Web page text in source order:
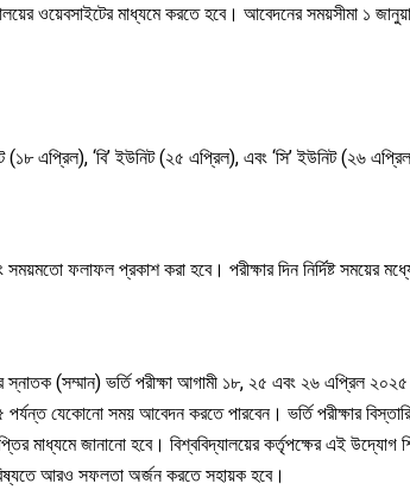
ওয়েবসাইটের মাধ্যমে করতে হবে। আবেদনের সময়সীমা ১
(১৮ এপ্রিল), ‘বি’ ইউনিট (২৫ এপ্রিল), এবং ‘সি’ ইউনিট (২৬
সময়মতো ফলাফল প্রকাশ করা হবে। পরীক্ষার দিন নির্দিষ্ট সময়ের
স্নাতক (সম্মান) ভর্তি পরীক্ষা আগামী ১৮, ২৫ এবং ২৬ এপ্রিল ২০২৫
পর্যন্ত যেকোনো সময় আবেদন করতে পারবেন। ভর্তি পরীক্ষার
মাধ্যমে জানানো হবে। বিশ্ববিদ্যালয়ের কর্তৃপক্ষের এই উদ্যোগ
আরও সফলতা অর্জন করতে সহায়ক হবে।